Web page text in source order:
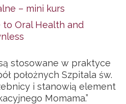
– mini kurs
to Oral Health and
stosowane w praktyce
położnych Szpitala św.
i stanowią element
Momama.”